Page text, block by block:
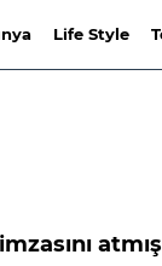
Life Style